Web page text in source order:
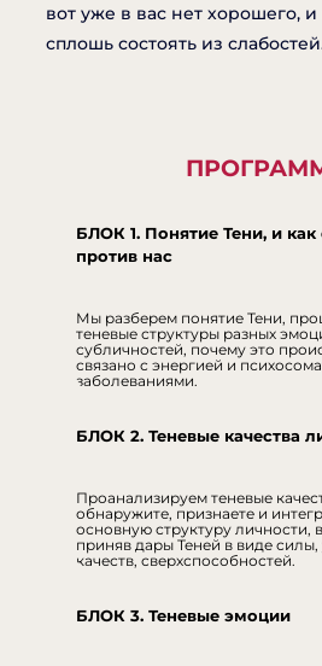
вот уже в вас нет хорошего,
сплошь состоять из
БЛОК 1. Понятие Тени, и как
против нас
Мы разберем понятие Тени,
теневые структуры разных
субличностей, почему это
связано с энергией и
заболеваниями.
БЛОК 2. Теневые качества
Проанализируем теневые
обнаружите, признаете и
основную структуру личности,
приняв дары Теней в виде
качеств, сверхспособностей.
БЛОК 3. Теневые эмоции